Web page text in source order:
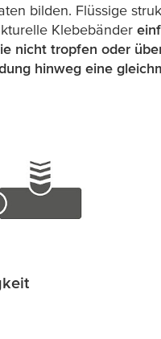
bilden. Flüssige
Klebebänder
nicht tropfen oder
hinweg eine